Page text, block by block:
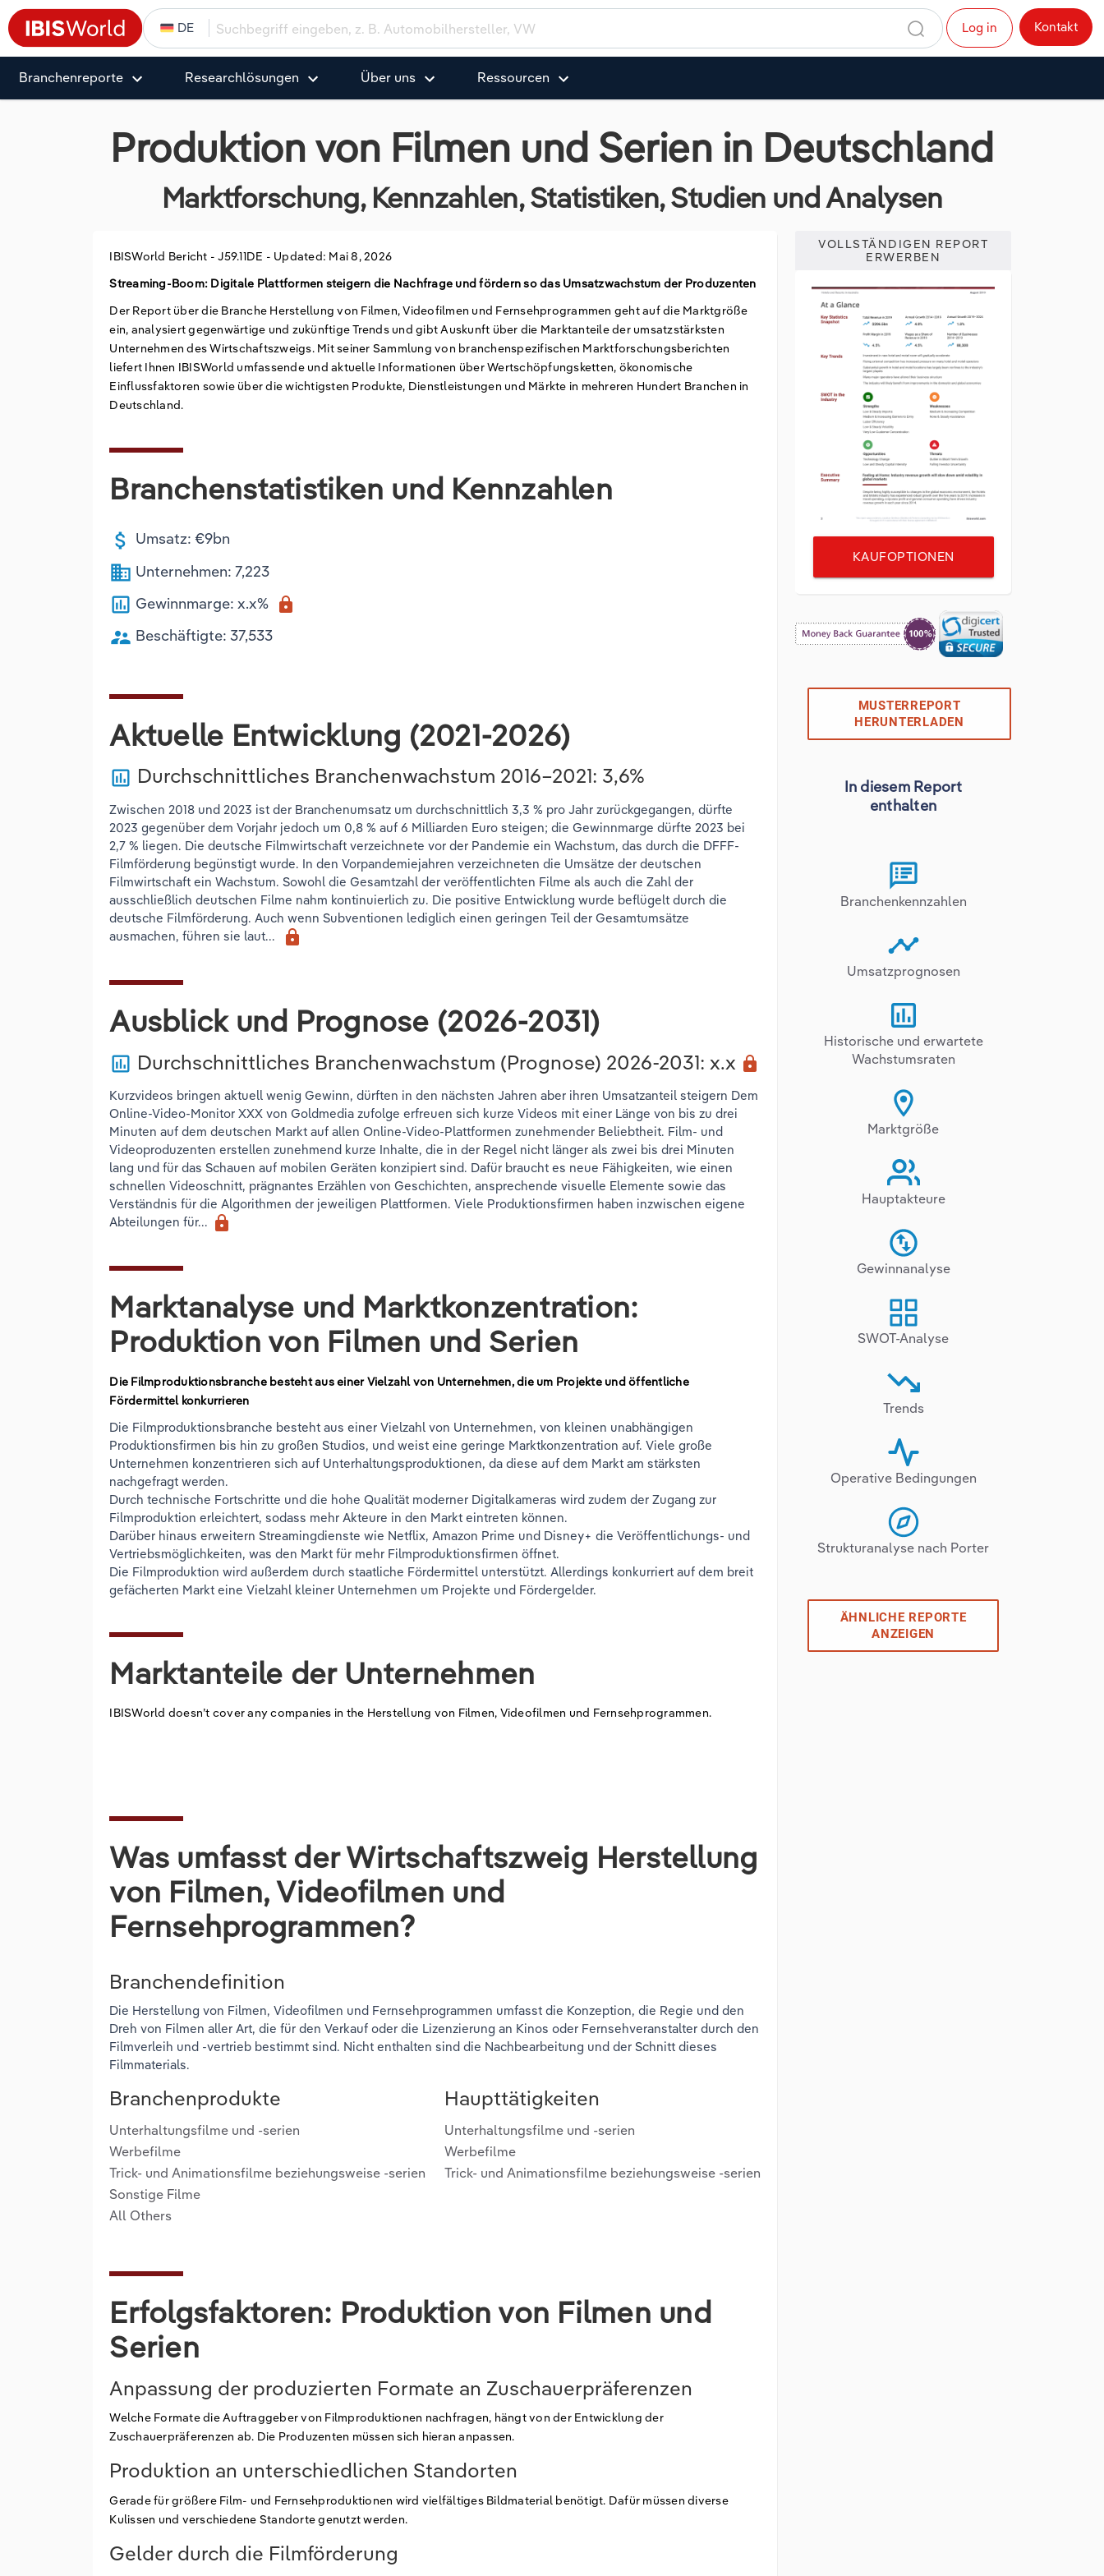
DE Log in Kontakt
Branchenreporte Research­­­­lösungen Über uns Ressourcen
Produktion von Filmen und Serien in Deutschland
Marktforschung, Kennzahlen, Statistiken, Studien und Analysen
IBISWorld Bericht -J59.11DE - Updated: Mai 8, 2026
Streaming-Boom: Digitale Plattformen steigern die Nachfrage und fördern so das Umsatzwachstum der Produzenten
Der Report über die Branche Herstellung von Filmen, Videofilmen und Fernsehprogrammen geht auf die Marktgröße
ein, analysiert gegenwärtige und zukünftige Trends und gibt Auskunft über die Marktanteile der umsatzstärksten
Unternehmen des Wirtschaftszweigs. Mit seiner Sammlung von branchenspezifischen Marktforschungsberichten
liefert Ihnen IBISWorld umfassende und aktuelle Informationen über Wertschöpfungsketten, ökonomische
Einflussfaktoren sowie über die wichtigsten Produkte, Dienstleistungen und Märkte in mehreren Hundert Branchen in
Deutschland.
Branchenstatistiken und Kennzahlen
attach_money Umsatz: €9bn
business Unternehmen: 7,223
poll Gewinnmarge: x.x% lock
supervisor_account Beschäftigte: 37,533
Aktuelle Entwicklung (2021-2026)
poll Durchschnittliches Branchenwachstum 2016–2021: 3,6%
Zwischen 2018 und 2023 ist der Branchenumsatz um durchschnittlich 3,3 % pro Jahr zurückgegangen, dürfte
2023 gegenüber dem Vorjahr jedoch um 0,8 % auf 6 Milliarden Euro steigen; die Gewinnmarge dürfte 2023 bei
2,7 % liegen. Die deutsche Filmwirtschaft verzeichnete vor der Pandemie ein Wachstum, das durch die DFFF-
Filmförderung begünstigt wurde. In den Vorpandemiejahren verzeichneten die Umsätze der deutschen
Filmwirtschaft ein Wachstum. Sowohl die Gesamtzahl der veröffentlichten Filme als auch die Zahl der
ausschließlich deutschen Filme nahm kontinuierlich zu. Die positive Entwicklung wurde beflügelt durch die
deutsche Filmförderung. Auch wenn Subventionen lediglich einen geringen Teil der Gesamtumsätze
ausmachen, führen sie laut...
lock
Ausblick und Prognose (2026-2031)
poll Durchschnittliches Branchenwachstum (Prognose) 2026-2031: x.x lock
Kurzvideos bringen aktuell wenig Gewinn, dürften in den nächsten Jahren aber ihren Umsatzanteil steigern Dem
Online-Video-Monitor XXX von Goldmedia zufolge erfreuen sich kurze Videos mit einer Länge von bis zu drei
Minuten auf dem deutschen Markt auf allen Online-Video-Plattformen zunehmender Beliebtheit. Film- und
Videoproduzenten erstellen zunehmend kurze Inhalte, die in der Regel nicht länger als zwei bis drei Minuten
lang und für das Schauen auf mobilen Geräten konzipiert sind. Dafür braucht es neue Fähigkeiten, wie einen
schnellen Videoschnitt, prägnantes Erzählen von Geschichten, ansprechende visuelle Elemente sowie das
Verständnis für die Algorithmen der jeweiligen Plattformen. Viele Produktionsfirmen haben inzwischen eigene
Abteilungen für... lock
Marktanalyse und Marktkonzentration:
Produktion von Filmen und Serien
Die Filmproduktionsbranche besteht aus einer Vielzahl von Unternehmen, die um Projekte und öffentliche
Fördermittel konkurrieren
Die Filmproduktionsbranche besteht aus einer Vielzahl von Unternehmen, von kleinen unabhängigen
Produktionsfirmen bis hin zu großen Studios, und weist eine geringe Marktkonzentration auf. Viele große
Unternehmen konzentrieren sich auf Unterhaltungsproduktionen, da diese auf dem Markt am stärksten
nachgefragt werden.
Durch technische Fortschritte und die hohe Qualität moderner Digitalkameras wird zudem der Zugang zur
Filmproduktion erleichtert, sodass mehr Akteure in den Markt eintreten können.
Darüber hinaus erweitern Streamingdienste wie Netflix, Amazon Prime und Disney+ die Veröffentlichungs- und
Vertriebsmöglichkeiten, was den Markt für mehr Filmproduktionsfirmen öffnet.
Die Filmproduktion wird außerdem durch staatliche Fördermittel unterstützt. Allerdings konkurriert auf dem breit
gefächerten Markt eine Vielzahl kleiner Unternehmen um Projekte und Fördergelder.
Marktanteile der Unternehmen
IBISWorld doesn’t cover any companies in the Herstellung von Filmen, Videofilmen und Fernsehprogrammen.
Was umfasst der Wirtschaftszweig Herstellung
von Filmen, Videofilmen und
Fernsehprogrammen?
Branchendefinition
Die Herstellung von Filmen, Videofilmen und Fernsehprogrammen umfasst die Konzeption, die Regie und den
Dreh von Filmen aller Art, die für den Verkauf oder die Lizenzierung an Kinos oder Fernsehveranstalter durch den
Filmverleih und -vertrieb bestimmt sind. Nicht enthalten sind die Nachbearbeitung und der Schnitt dieses
Filmmaterials.
Branchenprodukte
Unterhaltungsfilme und -serien
Werbefilme
Trick- und Animationsfilme beziehungsweise -serien
Sonstige Filme
All Others
Haupttätigkeiten
Unterhaltungsfilme und -serien
Werbefilme
Trick- und Animationsfilme beziehungsweise -serien
Erfolgsfaktoren: Produktion von Filmen und
Serien
Anpassung der produzierten Formate an Zuschauerpräferenzen
Welche Formate die Auftraggeber von Filmproduktionen nachfragen, hängt von der Entwicklung der
Zuschauerpräferenzen ab. Die Produzenten müssen sich hieran anpassen.
Produktion an unterschiedlichen Standorten
Gerade für größere Film- und Fernsehproduktionen wird vielfältiges Bildmaterial benötigt. Dafür müssen diverse
Kulissen und verschiedene Standorte genutzt werden.
Gelder durch die Filmförderung
VOLLSTÄNDIGEN REPORT
ERWERBEN
KAUFOPTIONEN
MUSTERREPORT
HERUNTERLADEN
In diesem Report
enthalten
Branchenkennzahlen
Umsatzprognosen
Historische und erwartete
Wachstumsraten
Marktgröße
Hauptakteure
Gewinnanalyse
SWOT-Analyse
Trends
Operative Bedingungen
Strukturanalyse nach Porter
ÄHNLICHE REPORTE
ANZEIGEN